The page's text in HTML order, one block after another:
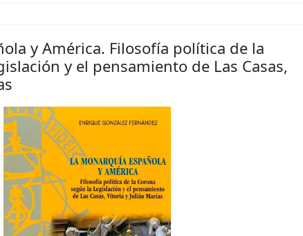
y América. Filosofía política de la
y el pensamiento de Las Casas,